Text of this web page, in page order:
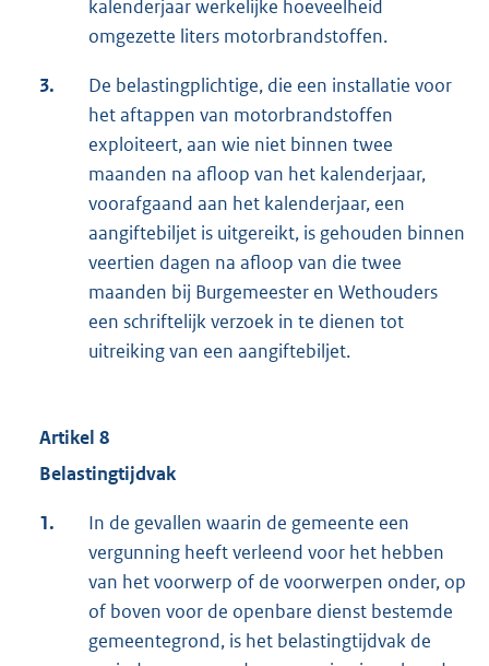
kalenderjaar werkelijke hoeveelheid
omgezette liters motorbrandstoffen.
3.
De belastingplichtige, die een installatie voor
het aftappen van motorbrandstoffen
exploiteert, aan wie niet binnen twee
maanden na afloop van het kalenderjaar,
voorafgaand aan het kalenderjaar, een
aangiftebiljet is uitgereikt, is gehouden binnen
veertien dagen na afloop van die twee
maanden bij Burgemeester en Wethouders
een schriftelijk verzoek in te dienen tot
uitreiking van een aangiftebiljet.
Artikel 8
Belastingtijdvak
1.
In de gevallen waarin de gemeente een
vergunning heeft verleend voor het hebben
van het voorwerp of de voorwerpen onder, op
of boven voor de openbare dienst bestemde
gemeentegrond, is het belastingtijdvak de